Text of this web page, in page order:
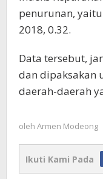
penurunan,
2018, 0.32.
Data tersebut,
dan dipaksakan
daerah-daerah
oleh Armen Modeong
Ikuti Kami Pada